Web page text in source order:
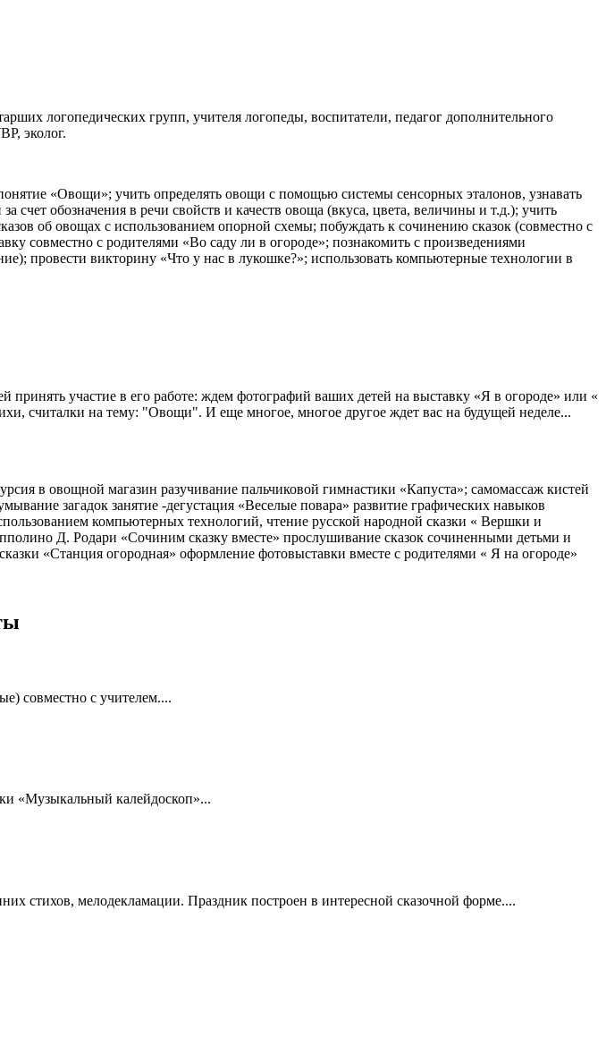
логопедических групп, учителя логопеды, воспитатели, педагог дополнительного
эколог.
«Овощи»; учить определять овощи с помощью системы сенсорных эталонов, узнавать
счет обозначения в речи свойств и качеств овоща (вкуса, цвета, величины и т.д.); учить
об овощах с использованием опорной схемы; побуждать к сочинению сказок (совместно с
совместно с родителями «Во саду ли в огороде»; познакомить с произведениями
провести викторину «Что у нас в лукошке?»; использовать компьютерные технологии в
участие в его работе: ждем фотографий ваших детей на выставку «Я в огороде» или «
считалки на тему: "Овощи". И еще многое, многое другое ждет вас на будущей неделе...
в овощной магазин разучивание пальчиковой гимнастики «Капуста»; самомассаж кистей
загадок занятие -дегустация «Веселые повара» развитие графических навыков
компьютерных технологий, чтение русской народной сказки « Вершки и
Д. Родари «Сочиним сказку вместе» прослушивание сказок сочиненными детьми и
«Станция огородная» оформление фотовыставки вместе с родителями « Я на огороде»
совместно с учителем....
«Музыкальный калейдоскоп»...
стихов, мелодекламации. Праздник построен в интересной сказочной форме....